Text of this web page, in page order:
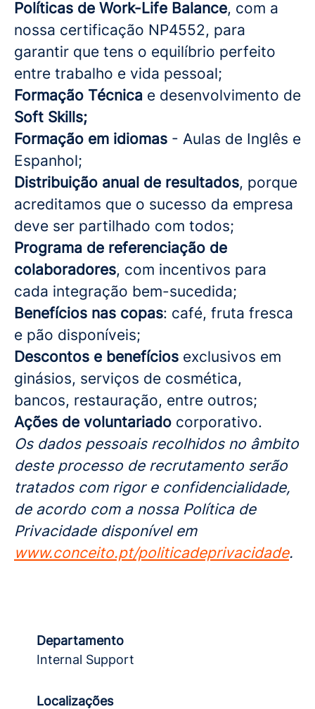
Políticas de Work-Life Balance, com a
nossa certificação NP4552, para
garantir que tens o equilíbrio perfeito
entre trabalho e vida pessoal;
Formação Técnica e desenvolvimento de
Soft Skills;
Formação em idiomas - Aulas de Inglês e
Espanhol;
Distribuição anual de resultados, porque
acreditamos que o sucesso da empresa
deve ser partilhado com todos;
Programa de referenciação de
colaboradores, com incentivos para
cada integração bem-sucedida;
Benefícios nas copas: café, fruta fresca
e pão disponíveis;
Descontos e benefícios exclusivos em
ginásios, serviços de cosmética,
bancos, restauração, entre outros;
Ações de voluntariado corporativo.
Os dados pessoais recolhidos no âmbito
deste processo de recrutamento serão
tratados com rigor e confidencialidade,
de acordo com a nossa Política de
Privacidade disponível em
www.conceito.pt/politicadeprivacidade.
Departamento
Internal Support
Localizações